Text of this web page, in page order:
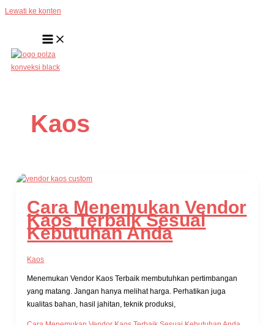
Lewati ke konten
Kaos
Cara Menemukan Vendor
Kaos Terbaik Sesuai
Kebutuhan Anda
Kaos
Menemukan Vendor Kaos Terbaik membutuhkan pertimbangan
yang matang. Jangan hanya melihat harga. Perhatikan juga
kualitas bahan, hasil jahitan, teknik produksi,